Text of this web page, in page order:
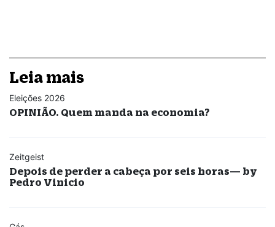
Leia mais
Eleições 2026
OPINIÃO. Quem manda na economia?
Zeitgeist
Depois de perder a cabeça por seis horas— by
Pedro Vinicio